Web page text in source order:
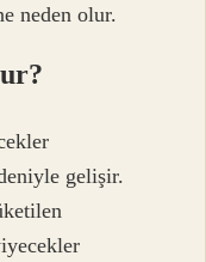
neden olur.
gelişir.